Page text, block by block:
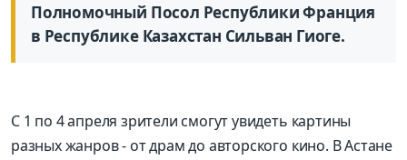
Полномочный Посол Республики Франция
в Республике Казахстан Сильван Гиоге.
С 1 по 4 апреля зрители смогут увидеть картины
разных жанров - от драм до авторского кино. В Астане